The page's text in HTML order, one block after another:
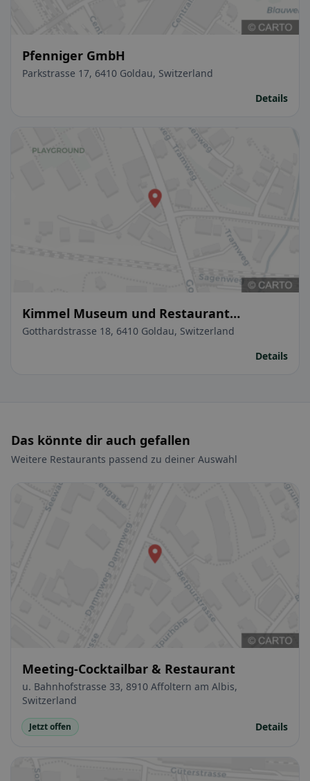
Pfenniger GmbH
Parkstrasse 17, 6410 Goldau, Switzerland
Details
Kimmel Museum und Restaurant
Bauernhof
Gotthardstrasse 18, 6410 Goldau, Switzerland
Details
Das könnte dir auch gefallen
Weitere Restaurants passend zu deiner Auswahl
Meeting-Cocktailbar & Restaurant
u. Bahnhofstrasse 33, 8910 Affoltern am Albis,
Switzerland
Jetzt offen Details